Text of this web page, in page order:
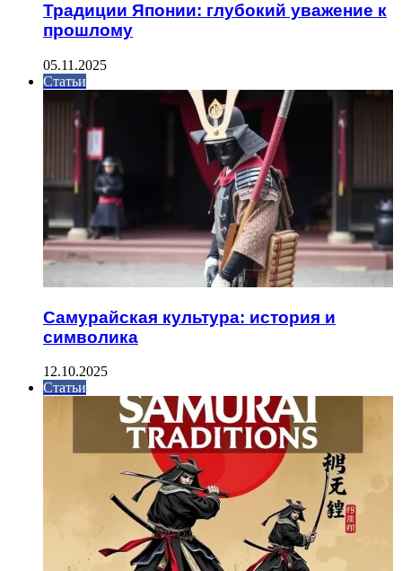
Традиции Японии: глубокий уважение к
прошлому
05.11.2025
Статьи
Самурайская культура: история и
символика
12.10.2025
Статьи